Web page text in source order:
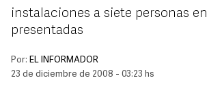
instalaciones a siete personas
presentadas
Por: EL INFORMADOR
23 de diciembre de 2008 - 03:23 hs